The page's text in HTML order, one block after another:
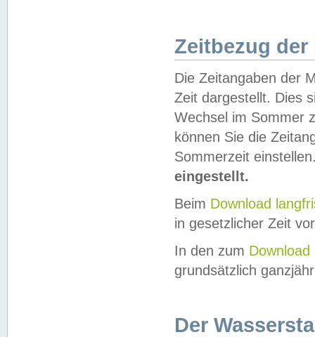
Zeitbezug der
Die Zeitangaben der
Zeit dargestellt. Dies
Wechsel im Sommer
können Sie die
Sommerzeit
eingestellt.
Beim Download
in gesetzlicher Zeit
In den zum Download
grundsätzlich
Der